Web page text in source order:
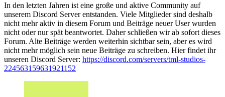
In den letzten Jahren ist eine große und aktive Community auf
unserem Discord Server entstanden. Viele Mitglieder sind deshalb
nicht mehr aktiv in diesem Forum und Beiträge neuer User wurden
nicht oder nur spät beantwortet. Daher schließen wir ab sofort dieses
Forum. Alte Beiträge werden weiterhin sichtbar sein, aber es wird
nicht mehr möglich sein neue Beiträge zu schreiben. Hier findet ihr
unseren Discord Server: https://discord.com/servers/tml-studios-
224563159631921152